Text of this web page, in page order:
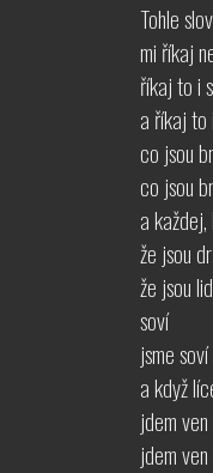
Tohle
mi říkaj
říkaj to i
a říkaj to
co jsou
co jsou
a
že jsou
že jsou
soví
jsme soví
a když
jdem
jdem